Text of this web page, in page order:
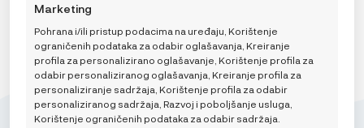
Marketing
Pohrana i/ili pristup podacima na uređaju, Korištenje
ograničenih podataka za odabir oglašavanja, Kreiranje
profila za personalizirano oglašavanje, Korištenje profila za
odabir personaliziranog oglašavanja, Kreiranje profila za
personaliziranje sadržaja, Korištenje profila za odabir
personaliziranog sadržaja, Razvoj i poboljšanje usluga,
Korištenje ograničenih podataka za odabir sadržaja.